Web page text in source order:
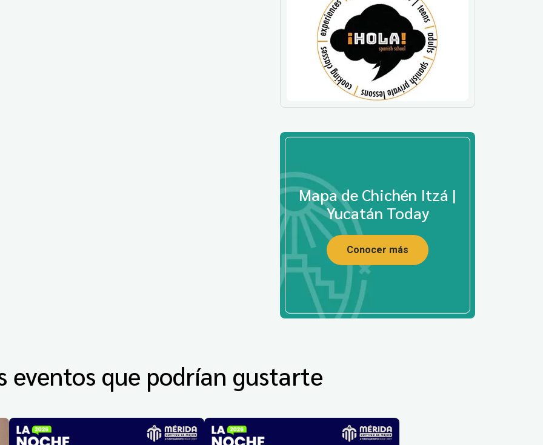
Mapa de Chichén Itzá |
Yucatán Today
Conocer más
eventos que podrían gustarte